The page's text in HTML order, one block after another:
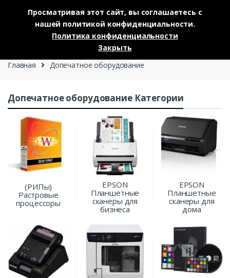
Skip to navigation
Skip to content
Главная Допечатное оборудование
Допечатное оборудование Категории
(РИПы)
Растровые
процессоры
EPSON
Планшетные
сканеры для
бизнеса
EPSON
Планшетные
сканеры для
дома
Просматривая этот сайт, вы соглашаетесь с
нашей политикой конфиденциальности.
Политика конфиденциальности
Закрыть